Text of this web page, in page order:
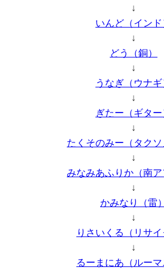
↓
いんど（インド
↓
どう（銅）
↓
うなぎ（ウナギ
↓
ぎたー（ギター
↓
たくそのみー（タクソ
↓
みなみあふりか（南ア
↓
かみなり（雷）
↓
りさいくる（リサイ
↓
るーまにあ（ルーマ